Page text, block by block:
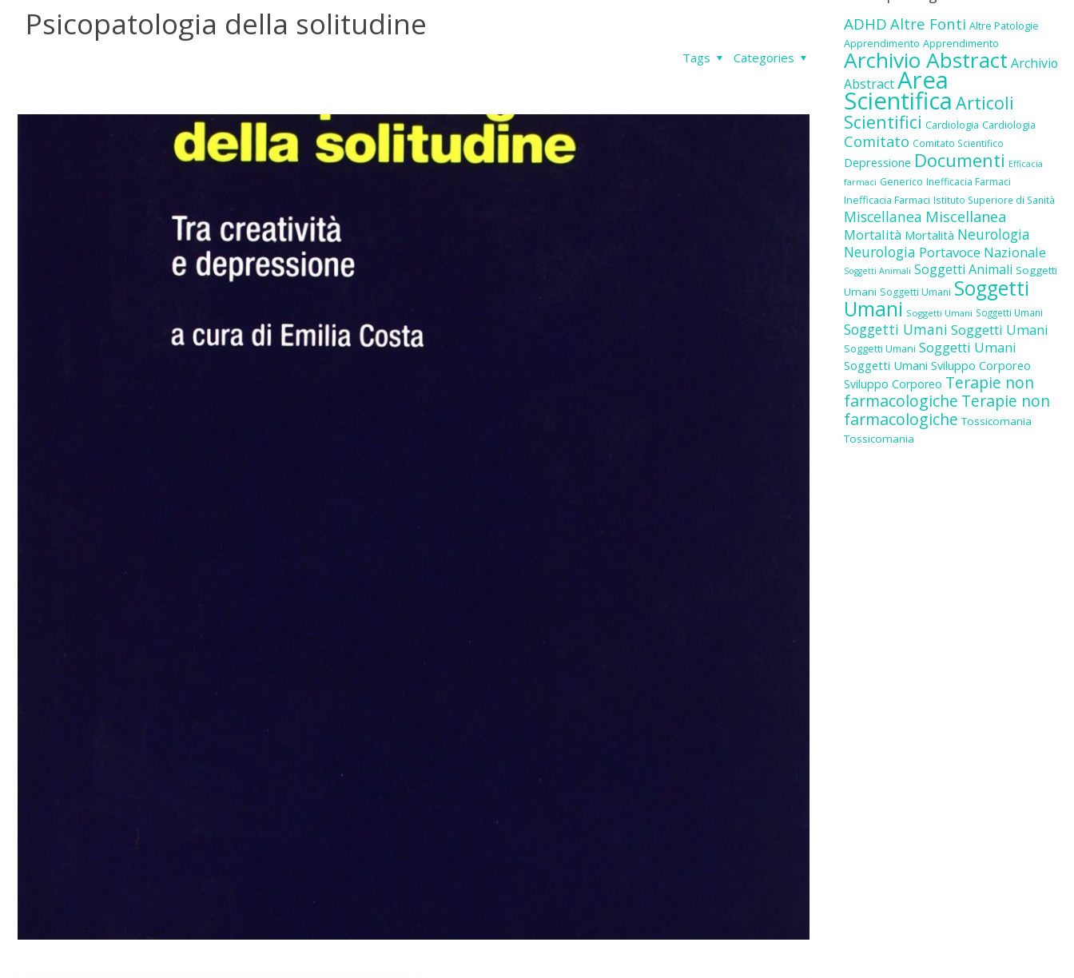
Psicopatologia della solitudine
Categories
Tags
ADHD Altre Fonti Altre Patologie
Apprendimento Apprendimento
Archivio Abstract Archivio
AbstractArea
Scientifica Articoli
Scientifici Cardiologia Cardiologia
Comitato Comitato Scientifico
Depressione Documenti Efficacia
farmaci Generico Inefficacia Farmaci
Inefficacia Farmaci Istituto Superiore di Sanità
Miscellanea Miscellanea
Mortalità Mortalità Neurologia
Neurologia Portavoce Nazionale
Soggetti Animali Soggetti Animali Soggetti
Umani Soggetti Umani Soggetti
Umani Soggetti Umani Soggetti Umani
Soggetti Umani Soggetti Umani
Soggetti Umani Soggetti Umani
Soggetti Umani Sviluppo Corporeo
Sviluppo Corporeo Terapie non
farmacologiche Terapie non
farmacologiche Tossicomania
Tossicomania